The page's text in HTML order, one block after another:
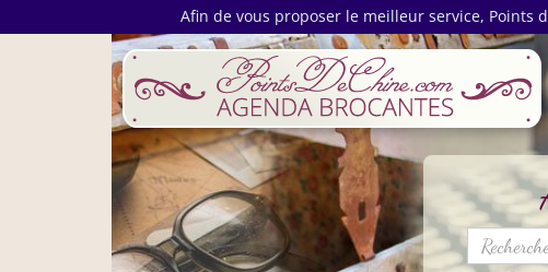
Afin de vous proposer le meilleur service, Points